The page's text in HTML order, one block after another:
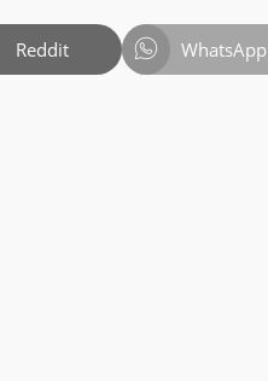
Reddit WhatsApp